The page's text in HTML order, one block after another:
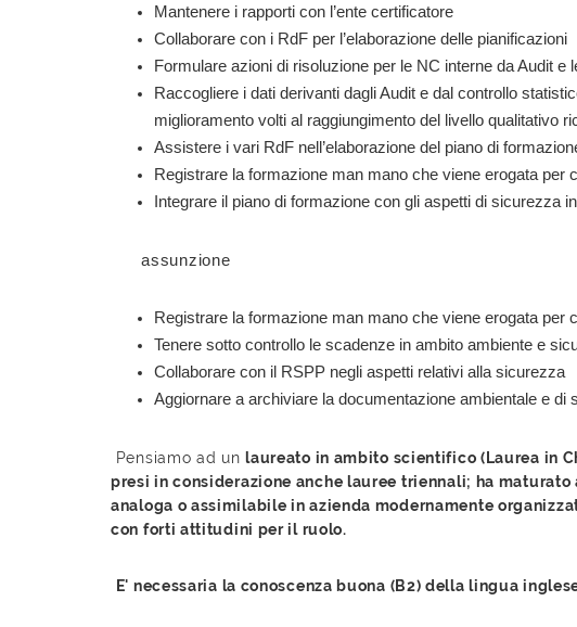
Mantenere i rapporti con l’ente certificatore
Collaborare con i RdF per l’elaborazione delle pianificazioni
Formulare azioni di risoluzione per le NC interne da Audit
Raccogliere i dati derivanti dagli Audit e dal controllo
miglioramento volti al raggiungimento del livello qualitativo
Assistere i vari RdF nell’elaborazione del piano di
Registrare la formazione man mano che viene erogata per
Integrare il piano di formazione con gli aspetti di sicurezza
assunzione
Registrare la formazione man mano che viene erogata per
Tenere sotto controllo le scadenze in ambito ambiente e
Collaborare con il RSPP negli aspetti relativi alla sicurezza
Aggiornare a archiviare la documentazione ambientale e di
Pensiamo ad un laureato in ambito scientifico (Laurea in
presi in considerazione anche lauree triennali; ha
analoga o assimilabile in azienda modernamente
con forti attitudini per il ruolo.
E' necessaria la conoscenza buona (B2) della lingua